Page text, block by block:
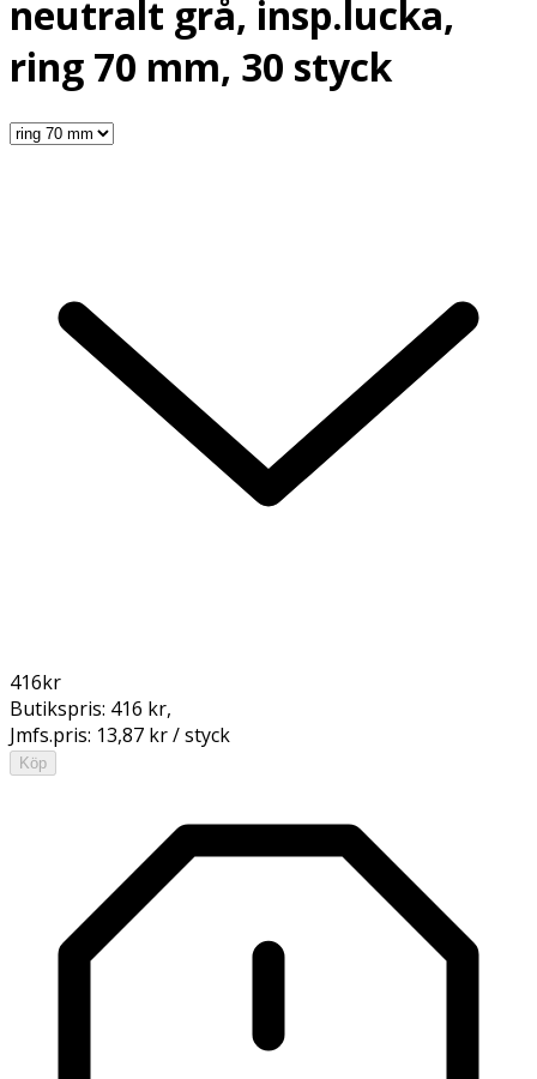
neutralt grå, insp.lucka,
ring 70 mm, 30 styck
416kr
Butikspris: 416 kr,
Jmfs.pris: 13,87 kr / styck
Köp